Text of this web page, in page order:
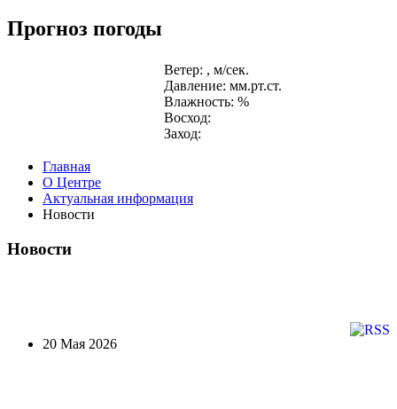
Прогноз погоды
Ветер: , м/сек.
Давление: мм.рт.ст.
Влажность: %
Восход:
Заход:
Главная
О Центре
Актуальная информация
Новости
Новости
20 Мая 2026